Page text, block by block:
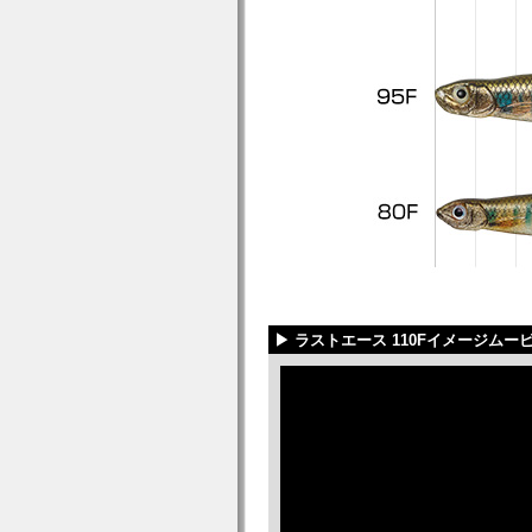
▶ ラストエース 110Fイメージムー